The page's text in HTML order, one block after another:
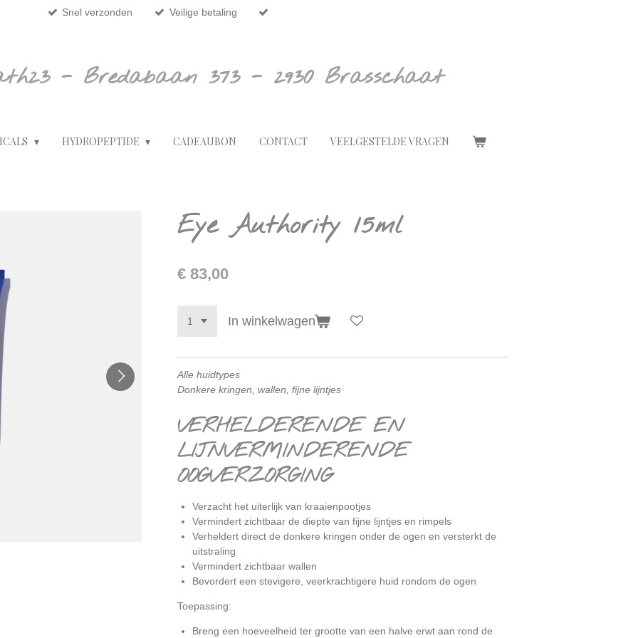
Snel verzonden Veilige betaling
- Bredabaan 373 - 2930 Brasschaat
HYDROPEPTIDE CADEAUBON CONTACT VEELGESTELDE VRAGEN
Eye Authority 15ml
€ 83,00
In winkelwagen
Alle huidtypes
Donkere kringen, wallen, fijne lijntjes
VERHELDERENDE EN
LIJNVERMINDERENDE
OOGVERZORGING
Verzacht het uiterlijk van kraaienpootjes
Vermindert zichtbaar de diepte van fijne lijntjes en rimpels
Verheldert direct de donkere kringen onder de ogen en versterkt de
uitstraling
Vermindert zichtbaar wallen
Bevordert een stevigere, veerkrachtigere huid rondom de ogen
Toepassing:
Breng een hoeveelheid ter grootte van een halve erwt aan rond de